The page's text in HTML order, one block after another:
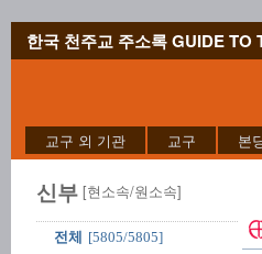
한국 천주교 주소록 GUIDE
교구 외 기관 교구 본
신부 [현소속/원소속]
전체
[5805/5805]